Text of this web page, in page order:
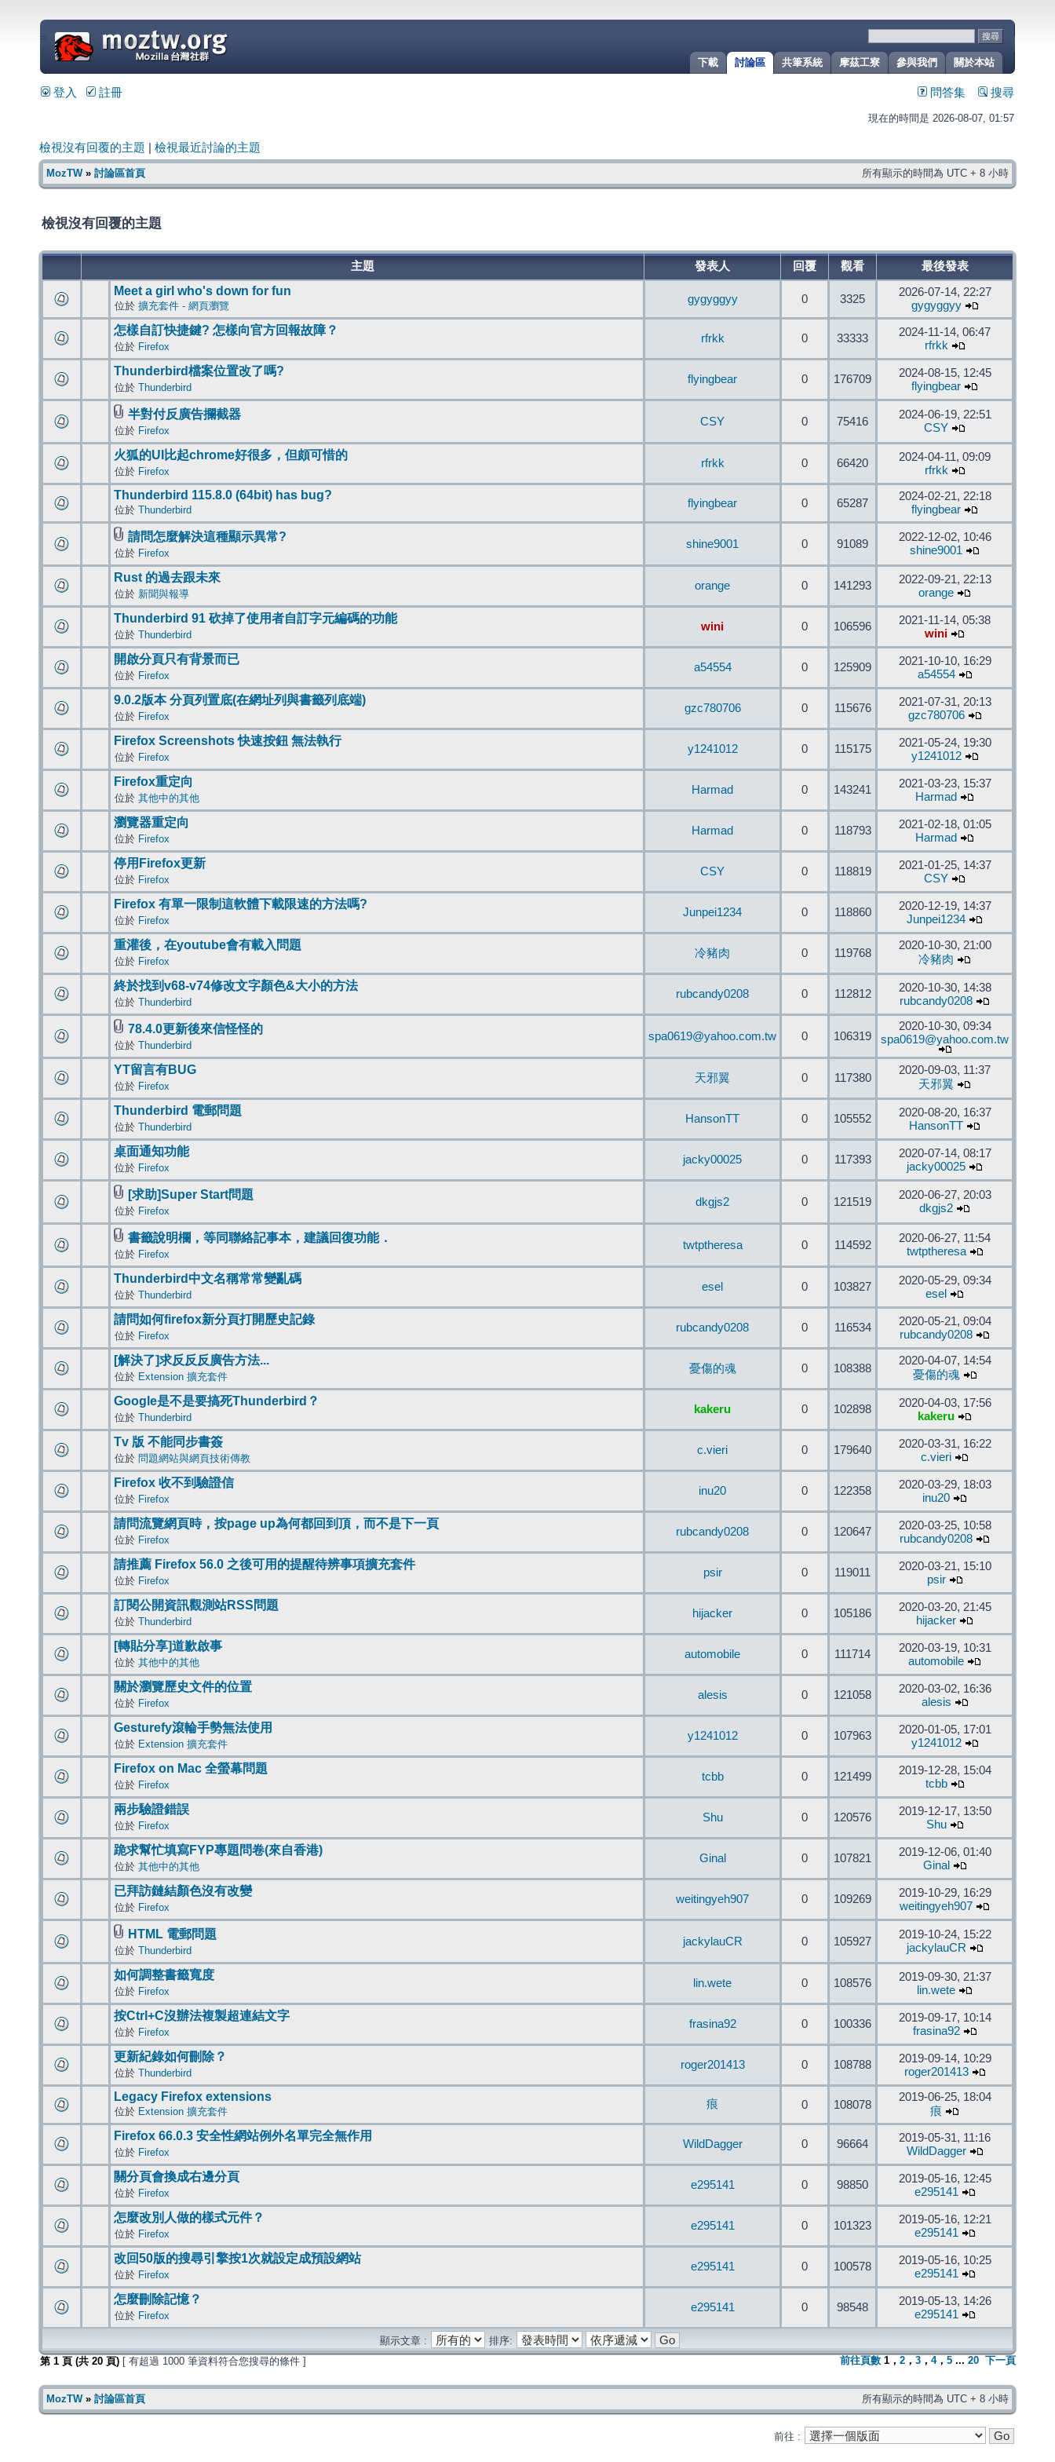
關於本站
參與我們
摩茲工寮
共筆系統
討論區
下載
=
登入 註冊 問答集 搜尋
現在的時間是 2026-08-07, 01:57
檢視沒有回覆的主題 檢視最近討論的主題
MozTW» 討論區首頁 所有顯示的時間為 UTC + 8 小時
檢視沒有回覆的主題
主題 發表人 回覆 觀看 最後發表
Meet a girl who's down for fun
位於 擴充套件 - 網頁瀏覽
gygyggyy 0 3325
2026-07-14, 22:27
gygyggyy
怎樣自訂快捷鍵? 怎樣向官方回報故障？
位於 Firefox
rfrkk 0 33333
2024-11-14, 06:47
rfrkk
Thunderbird檔案位置改了嗎?
位於 Thunderbird
flyingbear 0 176709
2024-08-15, 12:45
flyingbear
半對付反廣告攔截器
位於 Firefox
CSY 0 75416
2024-06-19, 22:51
CSY
火狐的UI比起chrome好很多，但頗可惜的
位於 Firefox
rfrkk 0 66420
2024-04-11, 09:09
rfrkk
Thunderbird 115.8.0 (64bit) has bug?
位於 Thunderbird
flyingbear 0 65287
2024-02-21, 22:18
flyingbear
請問怎麼解決這種顯示異常?
位於 Firefox
shine9001 0 91089
2022-12-02, 10:46
shine9001
Rust 的過去跟未來
位於 新聞與報導
orange 0 141293
2022-09-21, 22:13
orange
Thunderbird 91 砍掉了使用者自訂字元編碼的功能
位於 Thunderbird
wini 0 106596
2021-11-14, 05:38
wini
開啟分頁只有背景而已
位於 Firefox
a54554 0 125909
2021-10-10, 16:29
a54554
9.0.2版本 分頁列置底(在網址列與書籤列底端)
位於 Firefox
gzc780706 0 115676
2021-07-31, 20:13
gzc780706
Firefox Screenshots 快速按鈕 無法執行
位於 Firefox
y1241012 0 115175
2021-05-24, 19:30
y1241012
Firefox重定向
位於 其他中的其他
Harmad 0 143241
2021-03-23, 15:37
Harmad
瀏覽器重定向
位於 Firefox
Harmad 0 118793
2021-02-18, 01:05
Harmad
停用Firefox更新
位於 Firefox
CSY 0 118819
2021-01-25, 14:37
CSY
Firefox 有單一限制這軟體下載限速的方法嗎?
位於 Firefox
Junpei1234 0 118860
2020-12-19, 14:37
Junpei1234
重灌後，在youtube會有載入問題
位於 Firefox
冷豬肉 0 119768
2020-10-30, 21:00
冷豬肉
終於找到v68-v74修改文字顏色&大小的方法
位於 Thunderbird
rubcandy0208 0 112812
2020-10-30, 14:38
rubcandy0208
78.4.0更新後來信怪怪的
位於 Thunderbird
spa0619@yahoo.com.tw 0 106319
2020-10-30, 09:34
spa0619@yahoo.com.tw
YT留言有BUG
位於 Firefox
天邪翼 0 117380
2020-09-03, 11:37
天邪翼
Thunderbird 電郵問題
位於 Thunderbird
HansonTT 0 105552
2020-08-20, 16:37
HansonTT
桌面通知功能
位於 Firefox
jacky00025 0 117393
2020-07-14, 08:17
jacky00025
[求助]Super Start問題
位於 Firefox
dkgjs2 0 121519
2020-06-27, 20:03
dkgjs2
書籤說明欄，等同聯絡記事本，建議回復功能．
位於 Firefox
twtptheresa 0 114592
2020-06-27, 11:54
twtptheresa
Thunderbird中文名稱常常變亂碼
位於 Thunderbird
esel 0 103827
2020-05-29, 09:34
esel
請問如何firefox新分頁打開歷史記錄
位於 Firefox
rubcandy0208 0 116534
2020-05-21, 09:04
rubcandy0208
[解決了]求反反反廣告方法...
位於 Extension 擴充套件
憂傷的魂 0 108388
2020-04-07, 14:54
憂傷的魂
Google是不是要搞死Thunderbird？
位於 Thunderbird
kakeru 0 102898
2020-04-03, 17:56
kakeru
Tv 版 不能同步書簽
位於 問題網站與網頁技術傳教
c.vieri 0 179640
2020-03-31, 16:22
c.vieri
Firefox 收不到驗證信
位於 Firefox
inu20 0 122358
2020-03-29, 18:03
inu20
請問流覽網頁時，按page up為何都回到頂，而不是下一頁
位於 Firefox
rubcandy0208 0 120647
2020-03-25, 10:58
rubcandy0208
請推薦 Firefox 56.0 之後可用的提醒待辨事項擴充套件
位於 Firefox
psir 0 119011
2020-03-21, 15:10
psir
訂閱公開資訊觀測站RSS問題
位於 Thunderbird
hijacker 0 105186
2020-03-20, 21:45
hijacker
[轉貼分享]道歉啟事
位於 其他中的其他
automobile 0 111714
2020-03-19, 10:31
automobile
關於瀏覽歷史文件的位置
位於 Firefox
alesis 0 121058
2020-03-02, 16:36
alesis
Gesturefy滾輪手勢無法使用
位於 Extension 擴充套件
y1241012 0 107963
2020-01-05, 17:01
y1241012
Firefox on Mac 全螢幕問題
位於 Firefox
tcbb 0 121499
2019-12-28, 15:04
tcbb
兩步驗證錯誤
位於 Firefox
Shu 0 120576
2019-12-17, 13:50
Shu
跪求幫忙填寫FYP專題問卷(來自香港)
位於 其他中的其他
Ginal 0 107821
2019-12-06, 01:40
Ginal
已拜訪鏈結顏色沒有改變
位於 Firefox
weitingyeh907 0 109269
2019-10-29, 16:29
weitingyeh907
HTML 電郵問題
位於 Thunderbird
jackylauCR 0 105927
2019-10-24, 15:22
jackylauCR
如何調整書籤寬度
位於 Firefox
lin.wete 0 108576
2019-09-30, 21:37
lin.wete
按Ctrl+C沒辦法複製超連結文字
位於 Firefox
frasina92 0 100336
2019-09-17, 10:14
frasina92
更新紀錄如何刪除？
位於 Thunderbird
roger201413 0 108788
2019-09-14, 10:29
roger201413
Legacy Firefox extensions
位於 Extension 擴充套件
痕 0 108078
2019-06-25, 18:04
痕
Firefox 66.0.3 安全性網站例外名單完全無作用
位於 Firefox
WildDagger 0 96664
2019-05-31, 11:16
WildDagger
關分頁會換成右邊分頁
位於 Firefox
e295141 0 98850
2019-05-16, 12:45
e295141
怎麼改別人做的樣式元件？
位於 Firefox
e295141 0 101323
2019-05-16, 12:21
e295141
改回50版的搜尋引擎按1次就設定成預設網站
位於 Firefox
e295141 0 100578
2019-05-16, 10:25
e295141
怎麼刪除記憶？
位於 Firefox
e295141 0 98548
2019-05-13, 14:26
e295141
顯示文章 :
排序:
第 1 頁 (共 20 頁) [ 有超過 1000 筆資料符合您搜尋的條件 ] 前往頁數 1 ， 2 ， 3 ， 4， 5 ... 20 下一頁
MozTW» 討論區首頁 所有顯示的時間為 UTC + 8 小時
前往 :